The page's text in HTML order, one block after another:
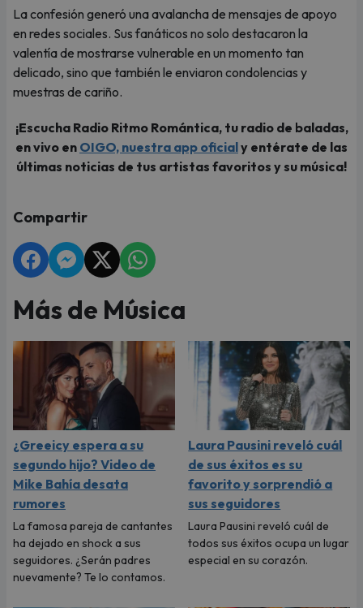
La confesión generó una avalancha de mensajes de apoyo
en redes sociales. Sus fanáticos no solo destacaron la
valentía de mostrarse vulnerable en un momento tan
delicado, sino que también le enviaron condolencias y
muestras de cariño.
¡Escucha Radio Ritmo Romántica, tu radio de baladas,
en vivo en OIGO, nuestra app oficialy entérate de las
últimas noticias de tus artistas favoritos y su música!
Compartir
Más de Música
¿Greeicy espera a su
segundo hijo? Video de
Mike Bahía desata
rumores
La famosa pareja de cantantes
ha dejado en shock a sus
seguidores. ¿Serán padres
nuevamente? Te lo contamos.
Laura Pausini reveló cuál
de sus éxitos es su
favorito y sorprendió a
sus seguidores
Laura Pausini reveló cuál de
todos sus éxitos ocupa un lugar
especial en su corazón.